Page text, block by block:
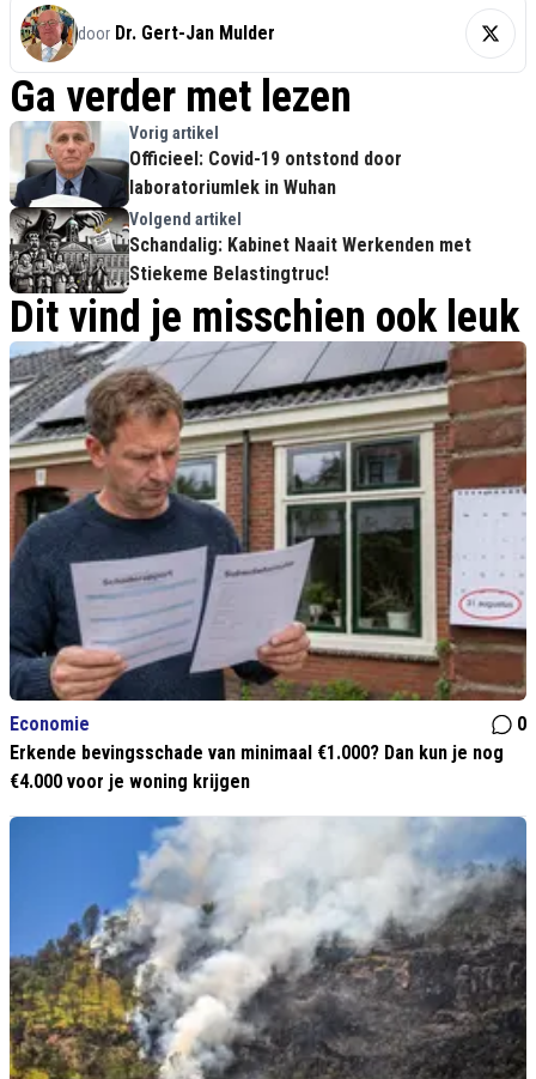
door Dr. Gert-Jan Mulder
Ga verder met lezen
Vorig artikel
Officieel: Covid-19 ontstond door
laboratoriumlek in Wuhan
Volgend artikel
Schandalig: Kabinet Naait Werkenden met
Stiekeme Belastingtruc!
Dit vind je misschien ook leuk
Economie
0
Erkende bevingsschade van minimaal €1.000? Dan kun je nog
€4.000 voor je woning krijgen